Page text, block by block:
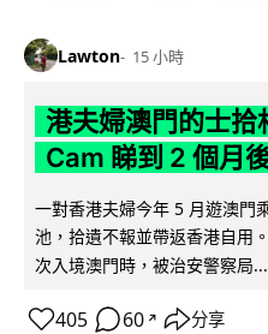
Lawton 15 小時
港夫婦澳門的士拾
Cam 睇到 2 個月
一對香港夫婦今年 5 月遊澳門
池，拾遺不報並帶返香港自用
次入境澳門時，被治安警察局...
405 60 ↗ 分享